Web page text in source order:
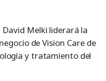
David Melki liderará la
de Vision Care de
y tratamiento del